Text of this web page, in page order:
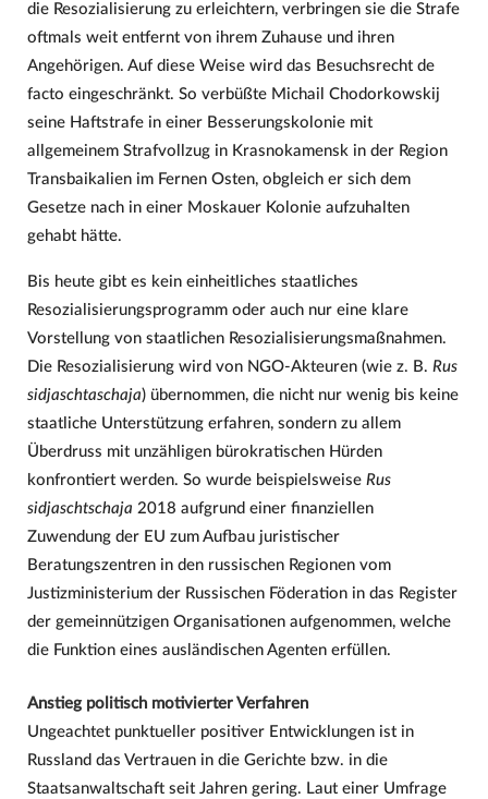
die Resozialisierung zu erleichtern, verbringen sie die Strafe
oftmals weit entfernt von ihrem Zuhause und ihren
Angehörigen. Auf diese Weise wird das Besuchsrecht de
facto eingeschränkt. So verbüßte Michail Chodorkowskij
seine Haftstrafe in einer Besserungskolonie mit
allgemeinem Strafvollzug in Krasnokamensk in der Region
Transbaikalien im Fernen Osten, obgleich er sich dem
Gesetze nach in einer Moskauer Kolonie aufzuhalten
gehabt hätte.
Bis heute gibt es kein einheitliches staatliches
Resozialisierungsprogramm oder auch nur eine klare
Vorstellung von staatlichen Resozialisierungsmaßnahmen.
Die Resozialisierung wird von NGO-Akteuren (wie z. B. Rus
sidjaschtaschaja) übernommen, die nicht nur wenig bis keine
staatliche Unterstützung erfahren, sondern zu allem
Überdruss mit unzähligen bürokratischen Hürden
konfrontiert werden. So wurde beispielsweise Rus
sidjaschtschaja 2018 aufgrund einer finanziellen
Zuwendung der EU zum Aufbau juristischer
Beratungszentren in den russischen Regionen vom
Justizministerium der Russischen Föderation in das Register
der gemeinnützigen Organisationen aufgenommen, welche
die Funktion eines ausländischen Agenten erfüllen.
Anstieg politisch motivierter Verfahren
Ungeachtet punktueller positiver Entwicklungen ist in
Russland das Vertrauen in die Gerichte bzw. in die
Staatsanwaltschaft seit Jahren gering. Laut einer Umfrage